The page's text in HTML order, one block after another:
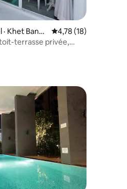
3 commentaires
Khet Bang
Note moyenne de
4,78 (18)
terrasse privée,